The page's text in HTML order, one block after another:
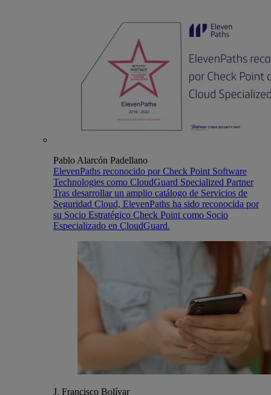
Pablo Alarcón Padellano
ElevenPaths reconocido por Check Point Software
Technologies como CloudGuard Specialized Partner
Tras desarrollar un amplio catálogo de Servicios de
Seguridad Cloud, ElevenPaths ha sido reconocida por
su Socio Estratégico Check Point como Socio
Especializado en CloudGuard.
J. Francisco Bolívar